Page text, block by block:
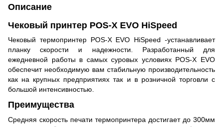
Описание
Чековый принтер POS-X EVO HiSpeed
Чековый термопринтер POS-X EVO HiSpeed -устанавливает
планку скорости и надежности. Разработанный для
ежедневной работы в самых суровых условиях POS-X EVO
обеспечит необходимую вам стабильную производительность
как на крупных предприятиях так и в розничной торговли с
большой интенсивностью.
Преимущества
Средняя скорость печати термопринтера достигает до 300мм